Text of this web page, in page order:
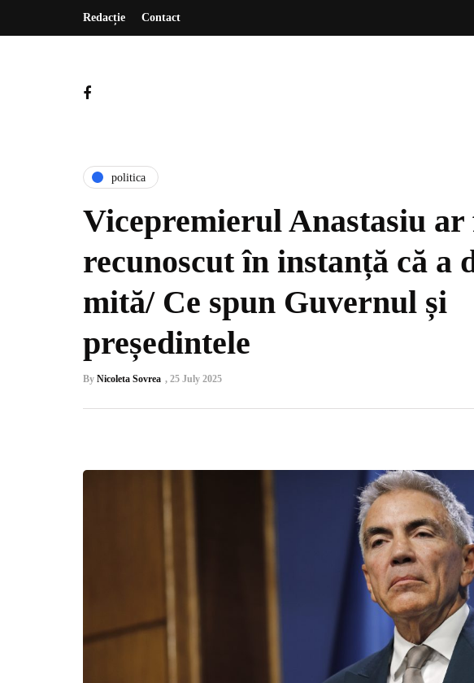
Redacție Contact
politica
Vicepremierul Anastasiu
recunoscut în instanță că a
mită/ Ce spun Guvernul și
președintele
By Nicoleta Sovrea , 25 July 2025